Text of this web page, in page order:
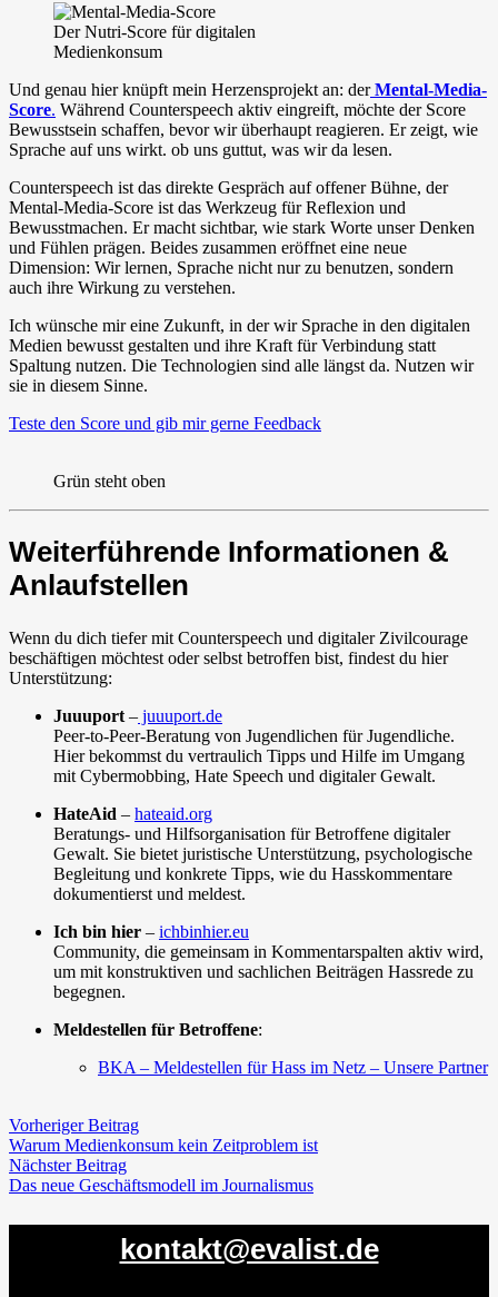
Der Nutri-Score für digitalen
Medienkonsum
Und genau hier knüpft mein Herzensprojekt an: der Mental-Media-
Score. Während Counterspeech aktiv eingreift, möchte der Score
Bewusstsein schaffen, bevor wir überhaupt reagieren. Er zeigt, wie
Sprache auf uns wirkt. ob uns guttut, was wir da lesen.
Counterspeech ist das direkte Gespräch auf offener Bühne, der
Mental-Media-Score ist das Werkzeug für Reflexion und
Bewusstmachen. Er macht sichtbar, wie stark Worte unser Denken
und Fühlen prägen. Beides zusammen eröffnet eine neue
Dimension: Wir lernen, Sprache nicht nur zu benutzen, sondern
auch ihre Wirkung zu verstehen.
Ich wünsche mir eine Zukunft, in der wir Sprache in den digitalen
Medien bewusst gestalten und ihre Kraft für Verbindung statt
Spaltung nutzen. Die Technologien sind alle längst da. Nutzen wir
sie in diesem Sinne.
Teste den Score und gib mir gerne Feedback
Grün steht oben
Weiterführende Informationen &
Anlaufstellen
Wenn du dich tiefer mit Counterspeech und digitaler Zivilcourage
beschäftigen möchtest oder selbst betroffen bist, findest du hier
Unterstützung:
Juuuport – juuuport.de
Peer-to-Peer-Beratung von Jugendlichen für Jugendliche.
Hier bekommst du vertraulich Tipps und Hilfe im Umgang
mit Cybermobbing, Hate Speech und digitaler Gewalt.
HateAid – hateaid.org
Beratungs- und Hilfsorganisation für Betroffene digitaler
Gewalt. Sie bietet juristische Unterstützung, psychologische
Begleitung und konkrete Tipps, wie du Hasskommentare
dokumentierst und meldest.
Ich bin hier – ichbinhier.eu
Community, die gemeinsam in Kommentarspalten aktiv wird,
um mit konstruktiven und sachlichen Beiträgen Hassrede zu
begegnen.
Meldestellen für Betroffene:
BKA – Meldestellen für Hass im Netz – Unsere Partner
Vorheriger Beitrag
Warum Medienkonsum kein Zeitproblem ist
Nächster Beitrag
Das neue Geschäftsmodell im Journalismus
kontakt@evalist.de